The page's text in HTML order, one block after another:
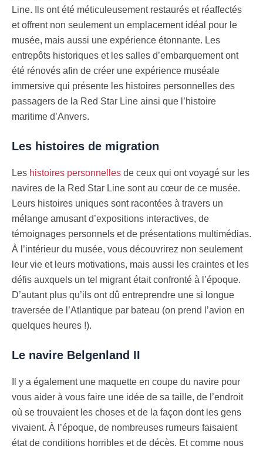
Line. Ils ont été méticuleusement restaurés et réaffectés
et offrent non seulement un emplacement idéal pour le
musée, mais aussi une expérience étonnante. Les
entrepôts historiques et les salles d’embarquement ont
été rénovés afin de créer une expérience muséale
immersive qui présente les histoires personnelles des
passagers de la Red Star Line ainsi que l’histoire
maritime d’Anvers.
Les histoires de migration
Les histoires personnelles de ceux qui ont voyagé sur les
navires de la Red Star Line sont au cœur de ce musée.
Leurs histoires uniques sont racontées à travers un
mélange amusant d’expositions interactives, de
témoignages personnels et de présentations multimédias.
À l’intérieur du musée, vous découvrirez non seulement
leur vie et leurs motivations, mais aussi les craintes et les
défis auxquels un tel migrant était confronté à l’époque.
D’autant plus qu’ils ont dû entreprendre une si longue
traversée de l’Atlantique par bateau (on prend l’avion en
quelques heures !).
Le navire Belgenland II
Il y a également une maquette en coupe du navire pour
vous aider à vous faire une idée de sa taille, de l’endroit
où se trouvaient les choses et de la façon dont les gens
vivaient. À l’époque, de nombreuses rumeurs faisaient
état de conditions horribles et de décès. Et comme nous